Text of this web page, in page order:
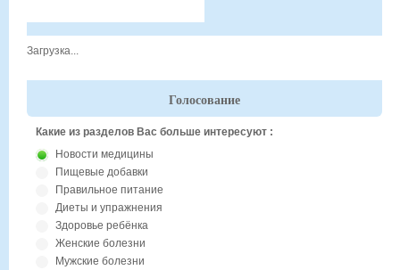
Загрузка...
Голосование
Какие из разделов Вас больше интересуют :
Новости медицины
Пищевые добавки
Правильное питание
Диеты и упражнения
Здоровье ребёнка
Женские болезни
Мужские болезни